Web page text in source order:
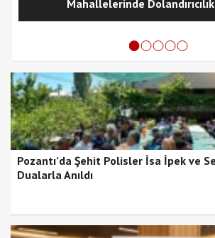
Mahallelerinde Dolandırıcılık
Pozantı’da Şehit Polisler İsa İpek ve
Dualarla Anıldı